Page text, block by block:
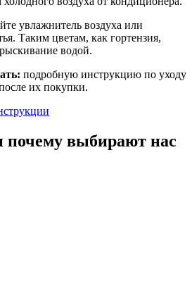
увлажнитель воздуха или
Таким цветам, как гортензия,
водой.
подробную инструкцию по уходу
их покупки.
выбирают нас